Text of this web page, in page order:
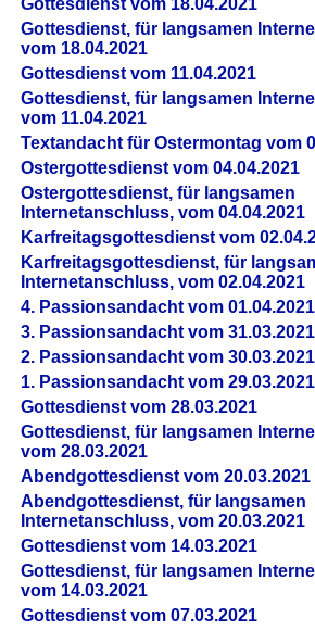
Gottesdienst vom 18.04.2021
Gottesdienst, für langsamen
vom 18.04.2021
Gottesdienst vom 11.04.2021
Gottesdienst, für langsamen
vom 11.04.2021
Textandacht für Ostermontag vom
Ostergottesdienst vom 04.04.2021
Ostergottesdienst, für langsamen
Internetanschluss, vom 04.04.2021
Karfreitagsgottesdienst vom
Karfreitagsgottesdienst, für
Internetanschluss, vom 02.04.2021
4. Passionsandacht vom 01.04.2021
3. Passionsandacht vom 31.03.2021
2. Passionsandacht vom 30.03.2021
1. Passionsandacht vom 29.03.2021
Gottesdienst vom 28.03.2021
Gottesdienst, für langsamen
vom 28.03.2021
Abendgottesdienst vom 20.03.2021
Abendgottesdienst, für langsamen
Internetanschluss, vom 20.03.2021
Gottesdienst vom 14.03.2021
Gottesdienst, für langsamen
vom 14.03.2021
Gottesdienst vom 07.03.2021